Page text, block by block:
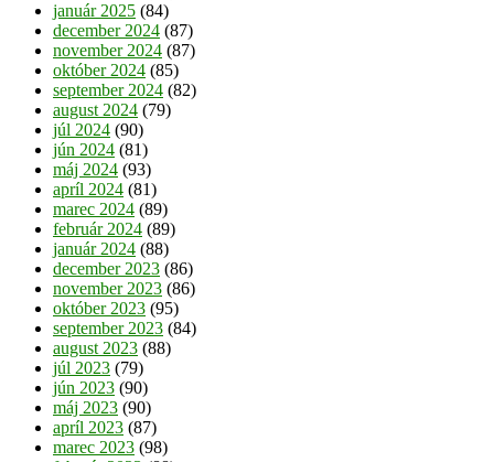
január 2025 (84)
december 2024 (87)
november 2024 (87)
október 2024 (85)
september 2024 (82)
august 2024 (79)
júl 2024 (90)
jún 2024 (81)
máj 2024 (93)
apríl 2024 (81)
marec 2024 (89)
február 2024 (89)
január 2024 (88)
december 2023 (86)
november 2023 (86)
október 2023 (95)
september 2023 (84)
august 2023 (88)
júl 2023 (79)
jún 2023 (90)
máj 2023 (90)
apríl 2023 (87)
marec 2023 (98)